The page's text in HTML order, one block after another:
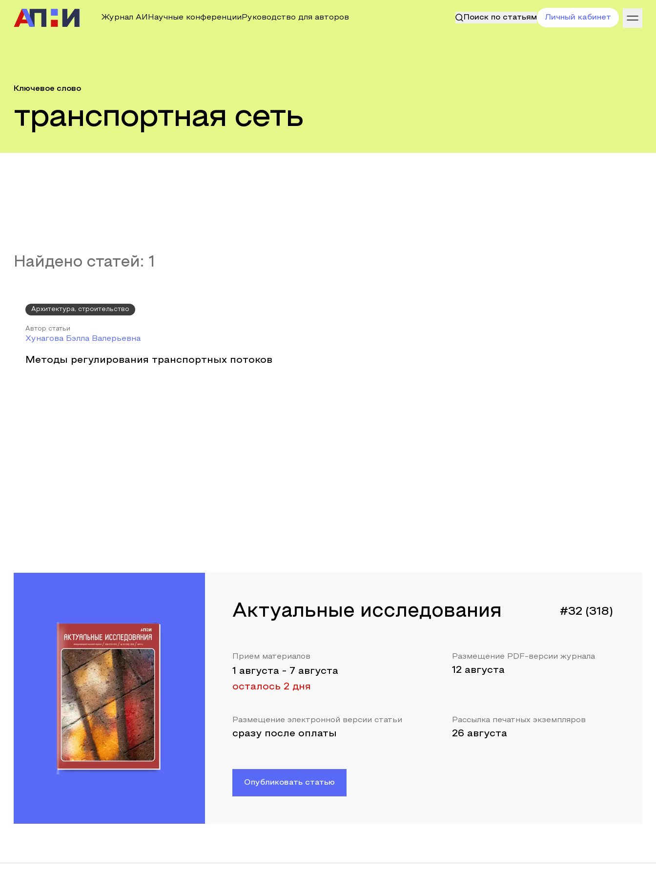
Журнал АИ Научные конференции Руководство для авторов Поиск по статьям Личный кабинет
Ключевое слово
транспортная сеть
Найдено статей: 1
Архитектура, строительство
Автор статьи
Хунагова Бэлла Валерьевна
Методы регулирования транспортных потоков
Актуальные исследования #32 (318)
Прием материалов
1 августа - 7 августа
осталось 2 дня
Размещение PDF-версии журнала
12 августа
Размещение электронной версии статьи
сразу после оплаты
Рассылка печатных экземпляров
26 августа
Опубликовать статью